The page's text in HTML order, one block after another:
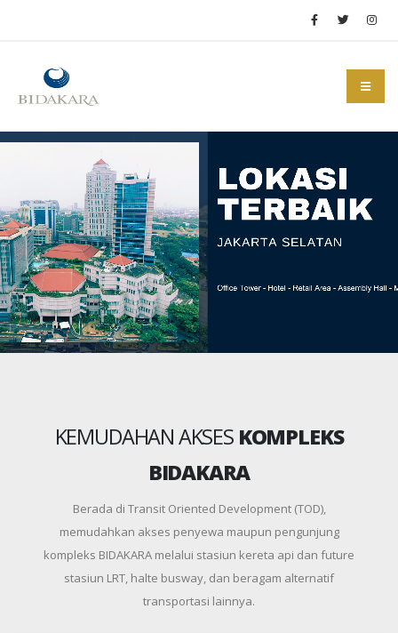
KEMUDAHAN AKSES KOMPLEKS
BIDAKARA
Berada di Transit Oriented Development (TOD),
memudahkan akses penyewa maupun pengunjung
kompleks BIDAKARA melalui stasiun kereta api dan future
stasiun LRT, halte busway, dan beragam alternatif
transportasi lainnya.